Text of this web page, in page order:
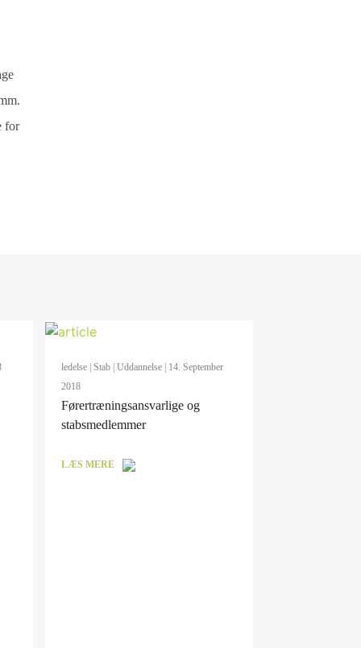
for
ledelse| Stab| Uddannelse| 14. September
2018
Førertræningsansvarlige og
stabsmedlemmer
LÆS MERE